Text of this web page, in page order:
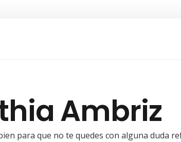
Ambriz
para que no te quedes con alguna duda